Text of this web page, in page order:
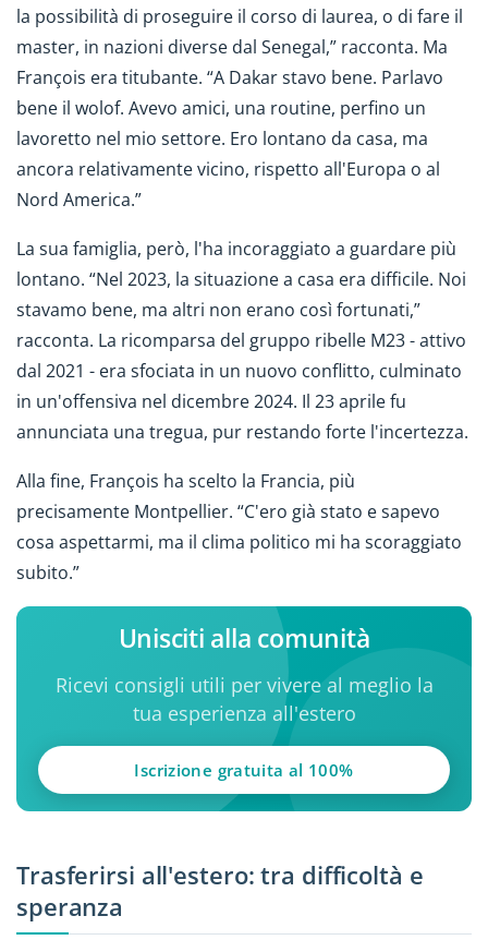
la possibilità di proseguire il corso di laurea, o di fare il
master, in nazioni diverse dal Senegal,” racconta. Ma
François era titubante. “A Dakar stavo bene. Parlavo
bene il wolof. Avevo amici, una routine, perfino un
lavoretto nel mio settore. Ero lontano da casa, ma
ancora relativamente vicino, rispetto all'Europa o al
Nord America.”
La sua famiglia, però, l'ha incoraggiato a guardare più
lontano. “Nel 2023, la situazione a casa era difficile. Noi
stavamo bene, ma altri non erano così fortunati,”
racconta. La ricomparsa del gruppo ribelle M23 - attivo
dal 2021 - era sfociata in un nuovo conflitto, culminato
in un'offensiva nel dicembre 2024. Il 23 aprile fu
annunciata una tregua, pur restando forte l'incertezza.
Alla fine, François ha scelto la Francia, più
precisamente Montpellier. “C'ero già stato e sapevo
cosa aspettarmi, ma il clima politico mi ha scoraggiato
subito.”
Unisciti alla comunità
Ricevi consigli utili per vivere al meglio la
tua esperienza all'estero
Iscrizione gratuita al 100%
Trasferirsi all'estero: tra difficoltà e
speranza